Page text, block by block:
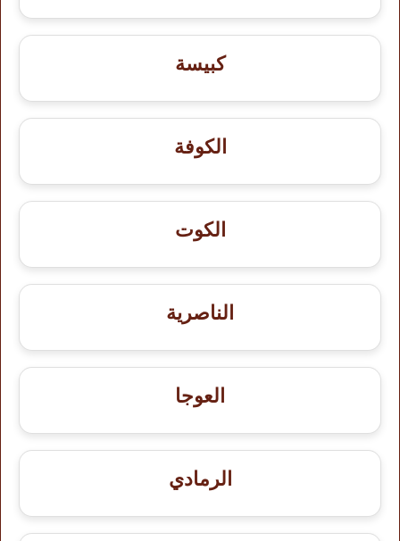
كبيسة
الكوفة
الكوت
الناصرية
العوجا
الرمادي